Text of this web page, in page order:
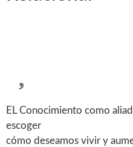
EL Conocimiento como
escoger
cómo deseamos vivir y